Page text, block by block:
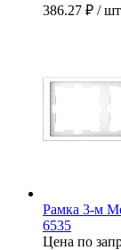
386.27 ₽ /
Рамка 3-м
6535
Цена по